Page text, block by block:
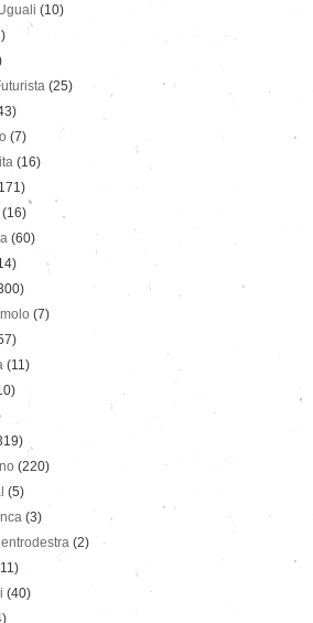
(10)
(25)
(7)
(16)
(16)
(60)
(7)
(11)
(220)
(5)
(3)
(2)
(40)